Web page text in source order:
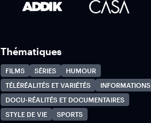
Thématiques
FILMS SÉRIES
HUMOUR
TÉLÉRÉALITÉS ET VARIÉTÉS
INFORMATIONS
DOCU-RÉALITÉS ET DOCUMENTAIRES
STYLE DE VIE
SPORTS